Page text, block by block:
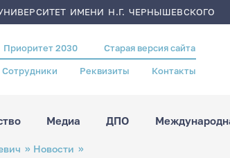
ИМЕНИ Н.Г. ЧЕРНЫШЕВСКОГО
Приоритет 2030 Старая версия сайта
Сотрудники Реквизиты Контакты
Медиа ДПО
Новости